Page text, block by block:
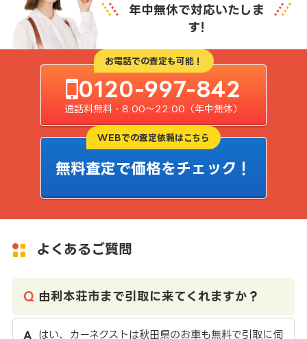
年中無休で対応いたしま
す!
お電話での査定も可能！
0120-997-842
通話料無料・8:00〜22:00（年中無休）
WEBでの査定依頼はこちら
無料査定で価格をチェック！
よくあるご質問
由利本荘市まで引取に来てくれますか？
はい、カーネクストは秋田県のお車も無料で引取に伺